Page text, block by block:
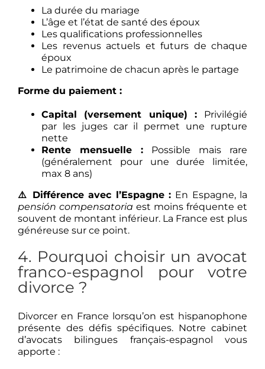
La durée du mariage
L’âge et l’état de santé des époux
Les qualifications professionnelles
Les revenus actuels et futurs de chaque
époux
Le patrimoine de chacun après le partage
Forme du paiement :
Capital (versement unique) : Privilégié
par les juges car il permet une rupture
nette
Rente mensuelle : Possible mais rare
(généralement pour une durée limitée,
max 8 ans)
⚠️ Différence avec l’Espagne : En Espagne, la
pensión compensatoria est moins fréquente et
souvent de montant inférieur. La France est plus
généreuse sur ce point.
4. Pourquoi choisir un avocat
franco-espagnol pour votre
divorce ?
Divorcer en France lorsqu’on est hispanophone
présente des défis spécifiques. Notre cabinet
d’avocats bilingues français-espagnol vous
apporte :